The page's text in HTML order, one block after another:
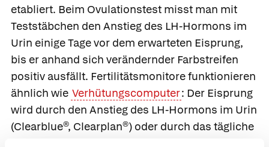
etabliert. Beim Ovulationstest misst man mit
Teststäbchen den Anstieg des LH-Hormons im
Urin einige Tage vor dem erwarteten Eisprung,
bis er anhand sich verändernder Farbstreifen
positiv ausfällt. Fertilitätsmonitore funktionieren
ähnlich wie Verhütungscomputer: Der Eisprung
wird durch den Anstieg des LH-Hormons im Urin
(Clearblue®, Clearplan®) oder durch das tägliche